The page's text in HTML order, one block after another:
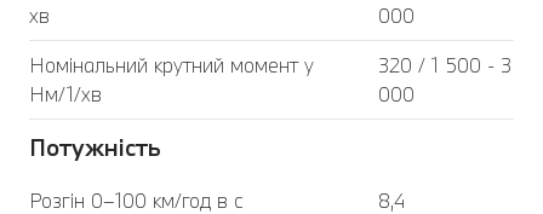
хв
000
Номінальний крутний момент у
Нм/1/хв
320 / 1 500 - 3
000
Потужність
Розгін 0–100 км/год в с
8,4